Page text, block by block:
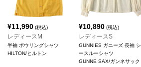
¥11,990 (税込)
レディースM
半袖 ボウリングシャツ
HILTON/ヒルトン
¥10,890(税込)
レディースS
GUNNIES ガニーズ 長袖 シ
ースルーシャツ
GUNNE SAX/ガンネサック